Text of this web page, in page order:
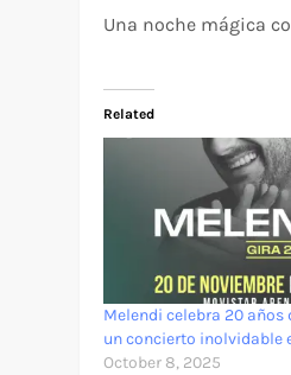
Una noche mágica
Related
Melendi celebra 20 años
un concierto inolvidable
October 8, 2025